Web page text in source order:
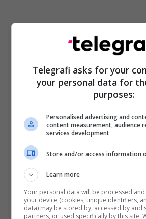
Telegrafi asks for your
your personal data for
purposes:
Personalised advertising and
content measurement, audience
services development
Store and/or access information
Learn more
Your personal data will be processed
your device (cookies, unique identifiers,
data) may be stored by, accessed by and
partners, or used specifically by this site.